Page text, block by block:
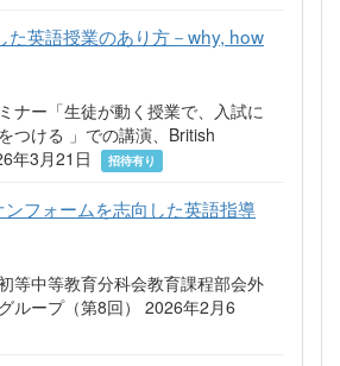
た英語授業のあり方－why, how
ナー「生徒が動く授業で、入試に
つける 」での講演、British
年3月21日
招待有り
ンフォームを志向した英語指導
等中等教育分科会教育課程部会外
ループ（第8回） 2026年2月6